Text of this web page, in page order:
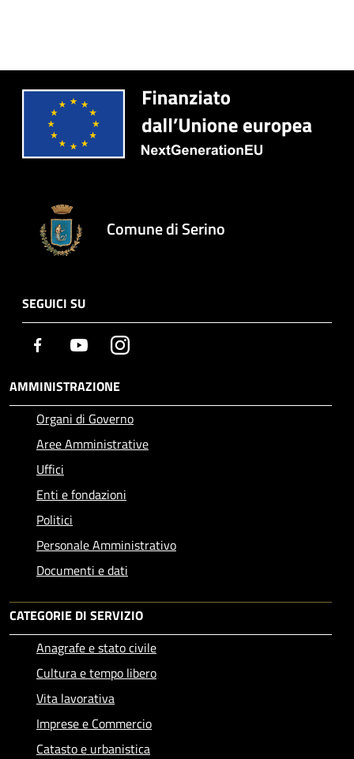
Comune di Serino
SEGUICI SU
Facebook YoutubeInstagram
AMMINISTRAZIONE
Organi di Governo
Aree Amministrative
Uffici
Enti e fondazioni
Politici
Personale Amministrativo
Documenti e dati
CATEGORIE DI SERVIZIO
Anagrafe e stato civile
Cultura e tempo libero
Vita lavorativa
Imprese e Commercio
Catasto e urbanistica